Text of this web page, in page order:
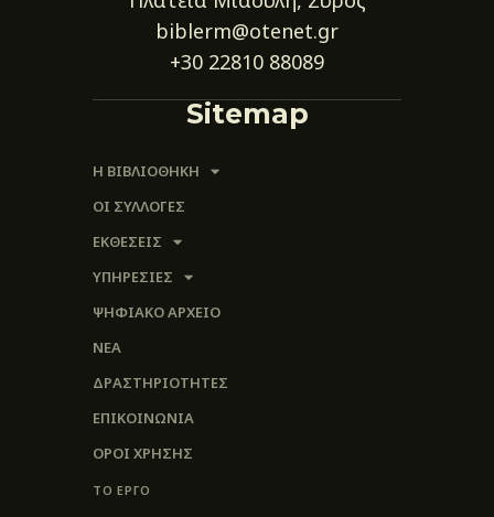
biblerm@otenet.gr
+30 22810 88089
Sitemap
Η ΒΙΒΛΙΟΘΗΚΗ
ΟΙ ΣΥΛΛΟΓΈΣ
ΕΚΘΕΣΕΙΣ
ΥΠΗΡΕΣΙΕΣ
ΨΗΦΙΑΚΌ ΑΡΧΕΊΟ
ΝΕΑ
ΔΡΑΣΤΗΡΙΟΤΗΤΕΣ
ΕΠΙΚΟΙΝΩΝΊΑ
ΌΡΟΙ ΧΡΉΣΗΣ
ΤΟ ΕΡΓΟ